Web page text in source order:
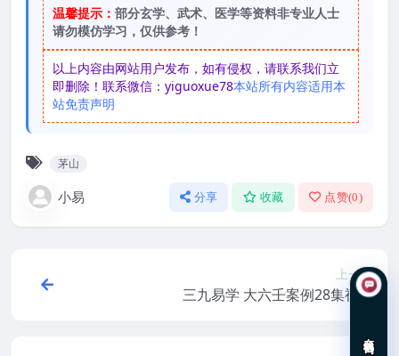
温馨提示： 部分玄学、武术、医学等资料非专业人士
请勿模仿学习，仅供参考！
以上内容由网站用户发布，如有侵权，请联系我们立
即删除！联系微信：yiguoxue78本站所有内容适用本
站免责声明
茅山
小易 分享 收藏 点赞(0)
上一篇
三九易学 大六壬案例28集视频